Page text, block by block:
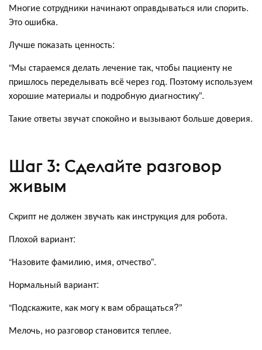
Многие сотрудники начинают оправдываться или спорить.
Это ошибка.
Лучше показать ценность:
“Мы стараемся делать лечение так, чтобы пациенту не
пришлось переделывать всё через год. Поэтому используем
хорошие материалы и подробную диагностику”.
Такие ответы звучат спокойно и вызывают больше доверия.
Шаг 3: Сделайте разговор
живым
Скрипт не должен звучать как инструкция для робота.
Плохой вариант:
“Назовите фамилию, имя, отчество”.
Нормальный вариант:
“Подскажите, как могу к вам обращаться?”
Мелочь, но разговор становится теплее.